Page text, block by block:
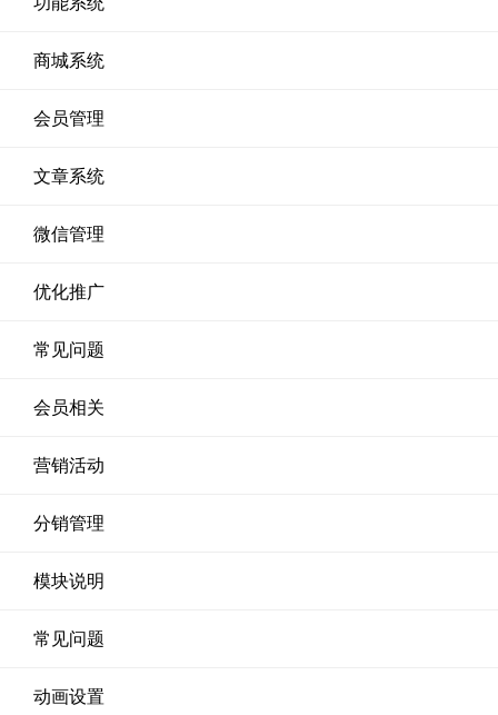
商城系统
会员管理
文章系统
微信管理
优化推广
常见问题
会员相关
营销活动
分销管理
模块说明
常见问题
动画设置